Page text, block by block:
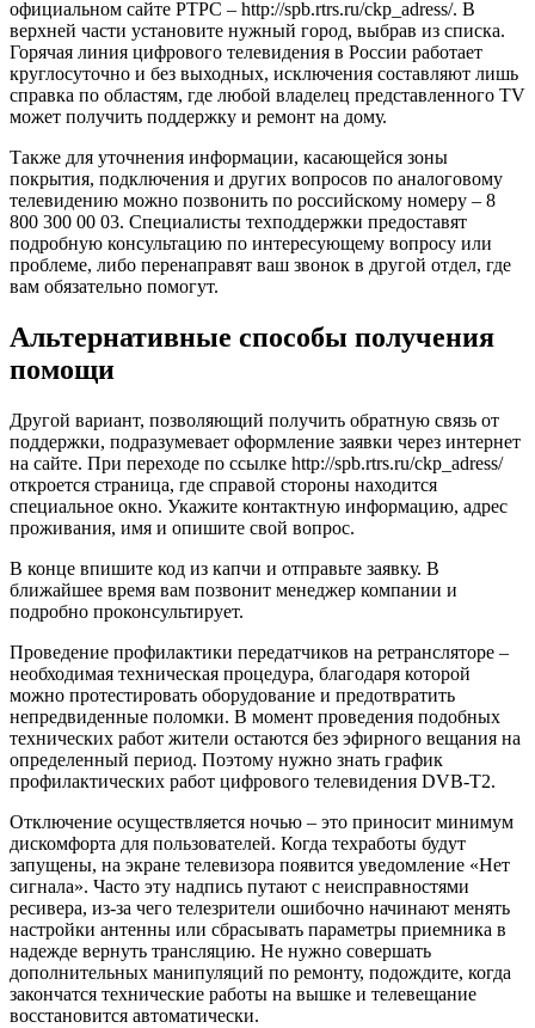
официальном сайте РТРС – http://spb.rtrs.ru/ckp_adress/. В
верхней части установите нужный город, выбрав из списка.
Горячая линия цифрового телевидения в России работает
круглосуточно и без выходных, исключения составляют лишь
справка по областям, где любой владелец представленного TV
может получить поддержку и ремонт на дому.
Также для уточнения информации, касающейся зоны
покрытия, подключения и других вопросов по аналоговому
телевидению можно позвонить по российскому номеру – 8
800 300 00 03. Специалисты техподдержки предоставят
подробную консультацию по интересующему вопросу или
проблеме, либо перенаправят ваш звонок в другой отдел, где
вам обязательно помогут.
Альтернативные способы получения
помощи
Другой вариант, позволяющий получить обратную связь от
поддержки, подразумевает оформление заявки через интернет
на сайте. При переходе по ссылке http://spb.rtrs.ru/ckp_adress/
откроется страница, где справой стороны находится
специальное окно. Укажите контактную информацию, адрес
проживания, имя и опишите свой вопрос.
В конце впишите код из капчи и отправьте заявку. В
ближайшее время вам позвонит менеджер компании и
подробно проконсультирует.
Проведение профилактики передатчиков на ретрансляторе –
необходимая техническая процедура, благодаря которой
можно протестировать оборудование и предотвратить
непредвиденные поломки. В момент проведения подобных
технических работ жители остаются без эфирного вещания на
определенный период. Поэтому нужно знать график
профилактических работ цифрового телевидения DVB-Т2.
Отключение осуществляется ночью – это приносит минимум
дискомфорта для пользователей. Когда техработы будут
запущены, на экране телевизора появится уведомление «Нет
сигнала». Часто эту надпись путают с неисправностями
ресивера, из-за чего телезрители ошибочно начинают менять
настройки антенны или сбрасывать параметры приемника в
надежде вернуть трансляцию. Не нужно совершать
дополнительных манипуляций по ремонту, подождите, когда
закончатся технические работы на вышке и телевещание
восстановится автоматически.